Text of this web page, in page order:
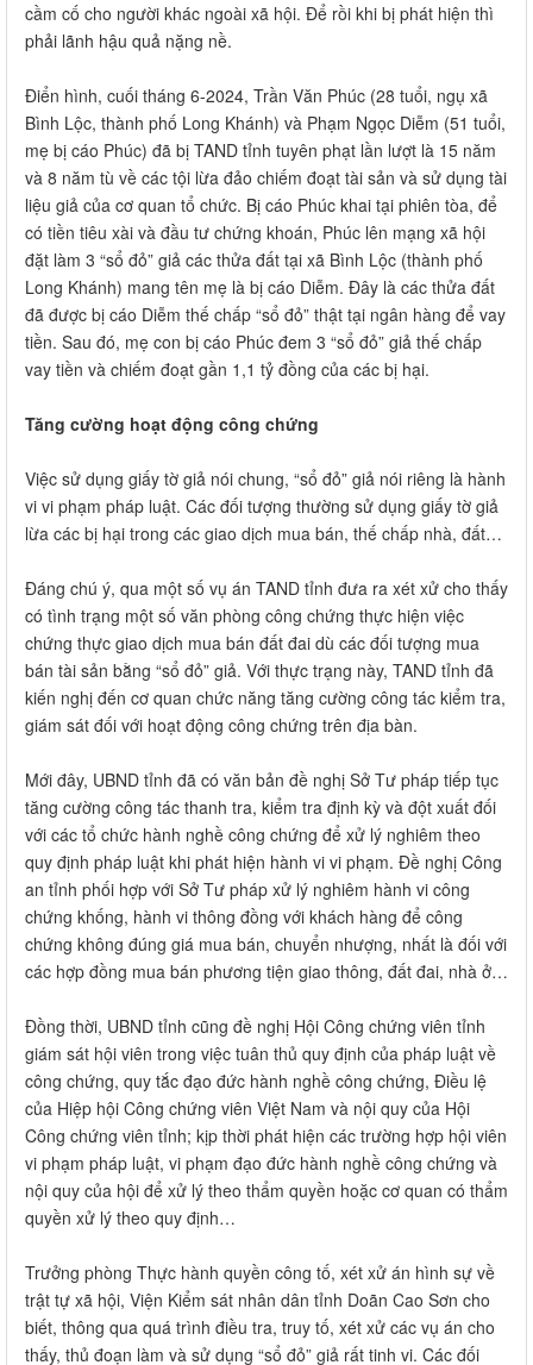
cầm cố cho người khác ngoài xã hội. Để rồi khi bị phát hiện thì
phải lãnh hậu quả nặng nề.
Điển hình, cuối tháng 6-2024, Trần Văn Phúc (28 tuổi, ngụ xã
Bình Lộc, thành phố Long Khánh) và Phạm Ngọc Diễm (51 tuổi,
mẹ bị cáo Phúc) đã bị TAND tỉnh tuyên phạt lần lượt là 15 năm
và 8 năm tù về các tội lừa đảo chiếm đoạt tài sản và sử dụng tài
liệu giả của cơ quan tổ chức. Bị cáo Phúc khai tại phiên tòa, để
có tiền tiêu xài và đầu tư chứng khoán, Phúc lên mạng xã hội
đặt làm 3 “sổ đỏ” giả các thửa đất tại xã Bình Lộc (thành phố
Long Khánh) mang tên mẹ là bị cáo Diễm. Đây là các thửa đất
đã được bị cáo Diễm thế chấp “sổ đỏ” thật tại ngân hàng để vay
tiền. Sau đó, mẹ con bị cáo Phúc đem 3 “sổ đỏ” giả thế chấp
vay tiền và chiếm đoạt gần 1,1 tỷ đồng của các bị hại.
Tăng cường hoạt động công chứng
Việc sử dụng giấy tờ giả nói chung, “sổ đỏ” giả nói riêng là hành
vi vi phạm pháp luật. Các đối tượng thường sử dụng giấy tờ giả
lừa các bị hại trong các giao dịch mua bán, thế chấp nhà, đất…
Đáng chú ý, qua một số vụ án TAND tỉnh đưa ra xét xử cho thấy
có tình trạng một số văn phòng công chứng thực hiện việc
chứng thực giao dịch mua bán đất đai dù các đối tượng mua
bán tài sản bằng “sổ đỏ” giả. Với thực trạng này, TAND tỉnh đã
kiến nghị đến cơ quan chức năng tăng cường công tác kiểm tra,
giám sát đối với hoạt động công chứng trên địa bàn.
Mới đây, UBND tỉnh đã có văn bản đề nghị Sở Tư pháp tiếp tục
tăng cường công tác thanh tra, kiểm tra định kỳ và đột xuất đối
với các tổ chức hành nghề công chứng để xử lý nghiêm theo
quy định pháp luật khi phát hiện hành vi vi phạm. Đề nghị Công
an tỉnh phối hợp với Sở Tư pháp xử lý nghiêm hành vi công
chứng khống, hành vi thông đồng với khách hàng để công
chứng không đúng giá mua bán, chuyển nhượng, nhất là đối với
các hợp đồng mua bán phương tiện giao thông, đất đai, nhà ở…
Đồng thời, UBND tỉnh cũng đề nghị Hội Công chứng viên tỉnh
giám sát hội viên trong việc tuân thủ quy định của pháp luật về
công chứng, quy tắc đạo đức hành nghề công chứng, Điều lệ
của Hiệp hội Công chứng viên Việt Nam và nội quy của Hội
Công chứng viên tỉnh; kịp thời phát hiện các trường hợp hội viên
vi phạm pháp luật, vi phạm đạo đức hành nghề công chứng và
nội quy của hội để xử lý theo thẩm quyền hoặc cơ quan có thẩm
quyền xử lý theo quy định…
Trưởng phòng Thực hành quyền công tố, xét xử án hình sự về
trật tự xã hội, Viện Kiểm sát nhân dân tỉnh Doãn Cao Sơn cho
biết, thông qua quá trình điều tra, truy tố, xét xử các vụ án cho
thấy, thủ đoạn làm và sử dụng “sổ đỏ” giả rất tinh vi. Các đối